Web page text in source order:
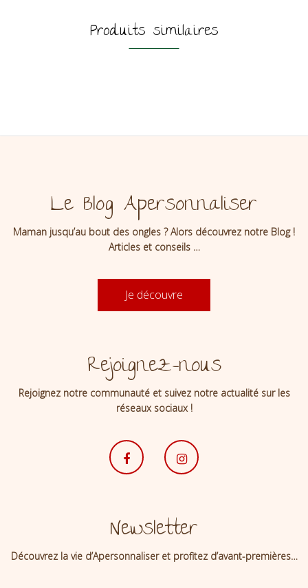
Produits similaires
Le Blog Apersonnaliser
Maman jusqu’au bout des ongles ? Alors découvrez notre Blog !
Articles et conseils …
Je découvre
Rejoignez-nous
Rejoignez notre communauté et suivez notre actualité sur les
réseaux sociaux !
Newsletter
Découvrez la vie d’Apersonnaliser et profitez d’avant-premières…